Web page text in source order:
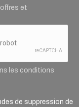
et
les conditions
de suppression de